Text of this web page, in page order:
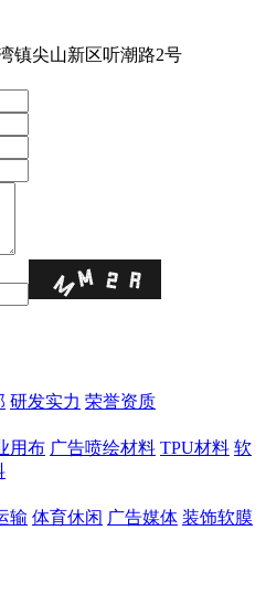
镇尖⼭新区听潮路2号
研发实力 荣誉资质
用布 广告喷绘材料 TPU材料 软
输 体育休闲 广告媒体 装饰软膜